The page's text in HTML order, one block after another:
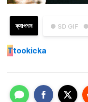
● SD GIF
ক্যাপশন
Ttookicka